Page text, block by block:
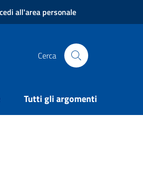
all'area personale
Arezzodi Arezzo
di Arezzo
Comune di Arezzo
Cerca
Tutti gli argomenti